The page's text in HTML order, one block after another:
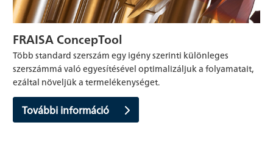
FRAISA ConcepTool
Több standard szerszám egy igény szerinti különleges
szerszámmá való egyesítésével optimalizáljuk a folyamatait,
ezáltal növeljük a termelékenységet.
További információ